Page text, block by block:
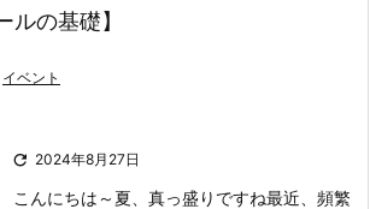
ルの基礎】
イベント
 2024年8月27日
こんにちは～ 夏、真っ盛りですね最近、頻繁